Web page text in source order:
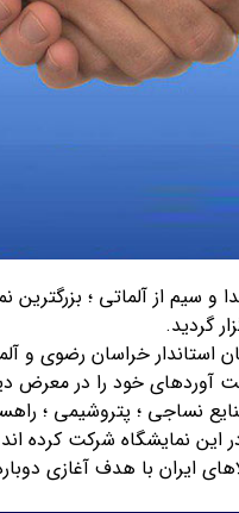
و سیم از آلماتی ؛
گردید.
خراسان رضوی و
خود را در معرض دید
نساجی ؛ پتروشیمی ؛
این نمایشگاه شرکت کرده
ایران با هدف آغازی